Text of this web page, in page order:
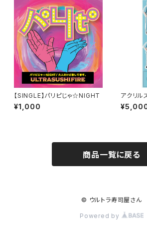
【SINGLE】パリピじゃ☆NIGHT
¥1,000
アクリル
商品一覧に戻る
© ウルトラ寿司屋さん
Powered by